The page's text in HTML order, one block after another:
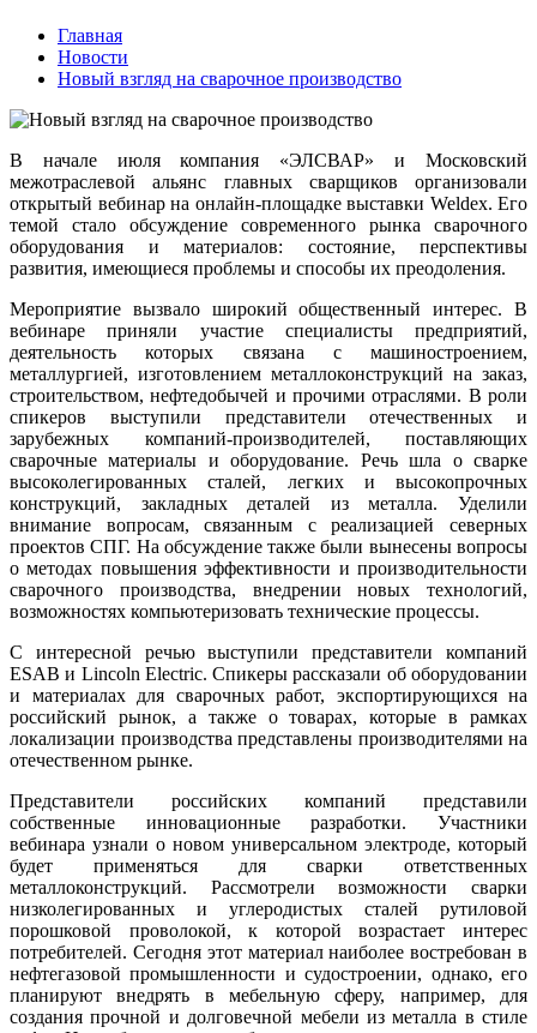
Главная
Новости
Новый взгляд на сварочное производство
В начале июля компания «ЭЛСВАР» и Московский
межотраслевой альянс главных сварщиков организовали
открытый вебинар на онлайн-площадке выставки Weldex. Его
темой стало обсуждение современного рынка сварочного
оборудования и материалов: состояние, перспективы
развития, имеющиеся проблемы и способы их преодоления.
Мероприятие вызвало широкий общественный интерес. В
вебинаре приняли участие специалисты предприятий,
деятельность которых связана с машиностроением,
металлургией, изготовлением металлоконструкций на заказ,
строительством, нефтедобычей и прочими отраслями. В роли
спикеров выступили представители отечественных и
зарубежных компаний-производителей, поставляющих
сварочные материалы и оборудование. Речь шла о сварке
высоколегированных сталей, легких и высокопрочных
конструкций, закладных деталей из металла. Уделили
внимание вопросам, связанным с реализацией северных
проектов СПГ. На обсуждение также были вынесены вопросы
о методах повышения эффективности и производительности
сварочного производства, внедрении новых технологий,
возможностях компьютеризовать технические процессы.
С интересной речью выступили представители компаний
ESAB и Lincoln Electric. Спикеры рассказали об оборудовании
и материалах для сварочных работ, экспортирующихся на
российский рынок, а также о товарах, которые в рамках
локализации производства представлены производителями на
отечественном рынке.
Представители российских компаний представили
собственные инновационные разработки. Участники
вебинара узнали о новом универсальном электроде, который
будет применяться для сварки ответственных
металлоконструкций. Рассмотрели возможности сварки
низколегированных и углеродистых сталей рутиловой
порошковой проволокой, к которой возрастает интерес
потребителей. Сегодня этот материал наиболее востребован в
нефтегазовой промышленности и судостроении, однако, его
планируют внедрять в мебельную сферу, например, для
создания прочной и долговечной мебели из металла в стиле